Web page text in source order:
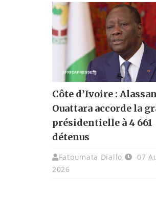
Côte d’Ivoire :
Ouattara accorde la
présidentielle à 4 661
détenus
Fatoumata Diallo
07
2026